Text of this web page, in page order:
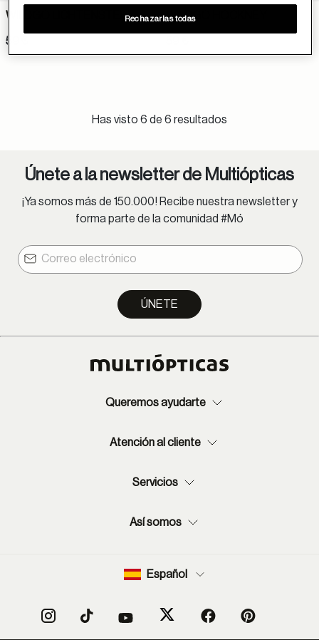
WILDGO LICHTENSTEIN
59 €
WILDGO HOCKNEY
Has visto 6 de 6 resultados
Únete a la newsletter de Multiópticas
¡Ya somos más de 150.000! Recibe nuestra newsletter y
forma parte de la comunidad #Mó
ÚNETE
Queremos ayudarte
Atención al cliente
Servicios
Así somos
Español
Rechazarlas todas